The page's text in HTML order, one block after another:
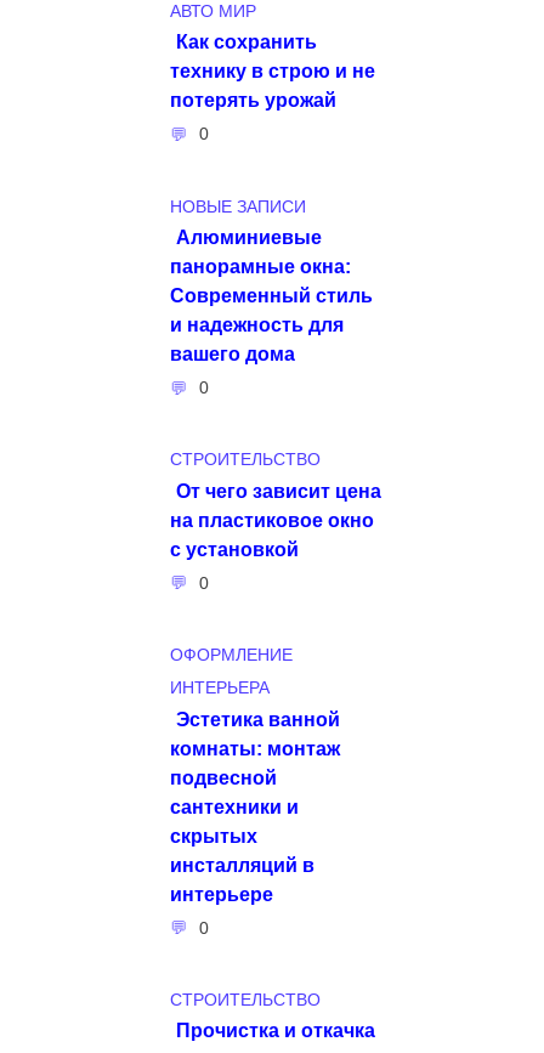
АВТО МИР
Как сохранить
технику в строю и не
потерять урожай
0
НОВЫЕ ЗАПИСИ
Алюминиевые
панорамные окна:
Современный стиль
и надежность для
вашего дома
0
СТРОИТЕЛЬСТВО
От чего зависит цена
на пластиковое окно
с установкой
0
ОФОРМЛЕНИЕ
ИНТЕРЬЕРА
Эстетика ванной
комнаты: монтаж
подвесной
сантехники и
скрытых
инсталляций в
интерьере
0
СТРОИТЕЛЬСТВО
Прочистка и откачка